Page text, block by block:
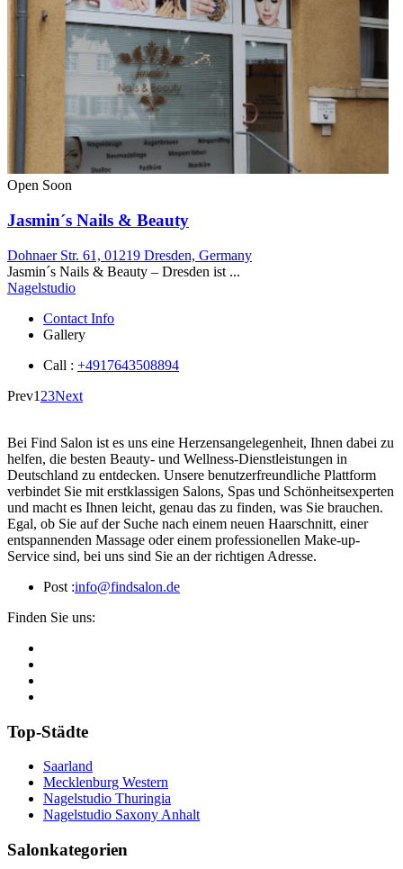
Open Soon
Jasmin´s Nails & Beauty
Dohnaer Str. 61, 01219 Dresden, Germany
Jasmin´s Nails & Beauty – Dresden ist ...
Nagelstudio
Contact Info
Gallery
Call : +4917643508894
Prev1 23Next
Bei Find Salon ist es uns eine Herzensangelegenheit, Ihnen dabei zu
helfen, die besten Beauty- und Wellness-Dienstleistungen in
Deutschland zu entdecken. Unsere benutzerfreundliche Plattform
verbindet Sie mit erstklassigen Salons, Spas und Schönheitsexperten
und macht es Ihnen leicht, genau das zu finden, was Sie brauchen.
Egal, ob Sie auf der Suche nach einem neuen Haarschnitt, einer
entspannenden Massage oder einem professionellen Make-up-
Service sind, bei uns sind Sie an der richtigen Adresse.
Post :info@findsalon.de
Finden Sie uns:
Top-Städte
Saarland
Mecklenburg Western
Nagelstudio Thuringia
Nagelstudio Saxony Anhalt
Salonkategorien